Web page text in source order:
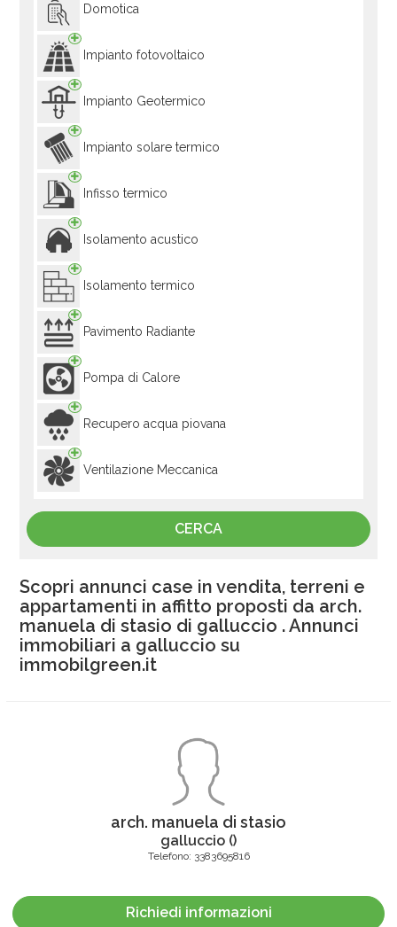
Domotica
Impianto fotovoltaico
Impianto Geotermico
Impianto solare termico
Infisso termico
Isolamento acustico
Isolamento termico
Pavimento Radiante
Pompa di Calore
Recupero acqua piovana
Ventilazione Meccanica
Scopri annunci case in vendita, terreni e
appartamenti in affitto proposti da arch.
manuela di stasio di galluccio . Annunci
immobiliari a galluccio su
immobilgreen.it
arch. manuela di stasio
galluccio ()
Telefono: 3383695816
Richiedi informazioni